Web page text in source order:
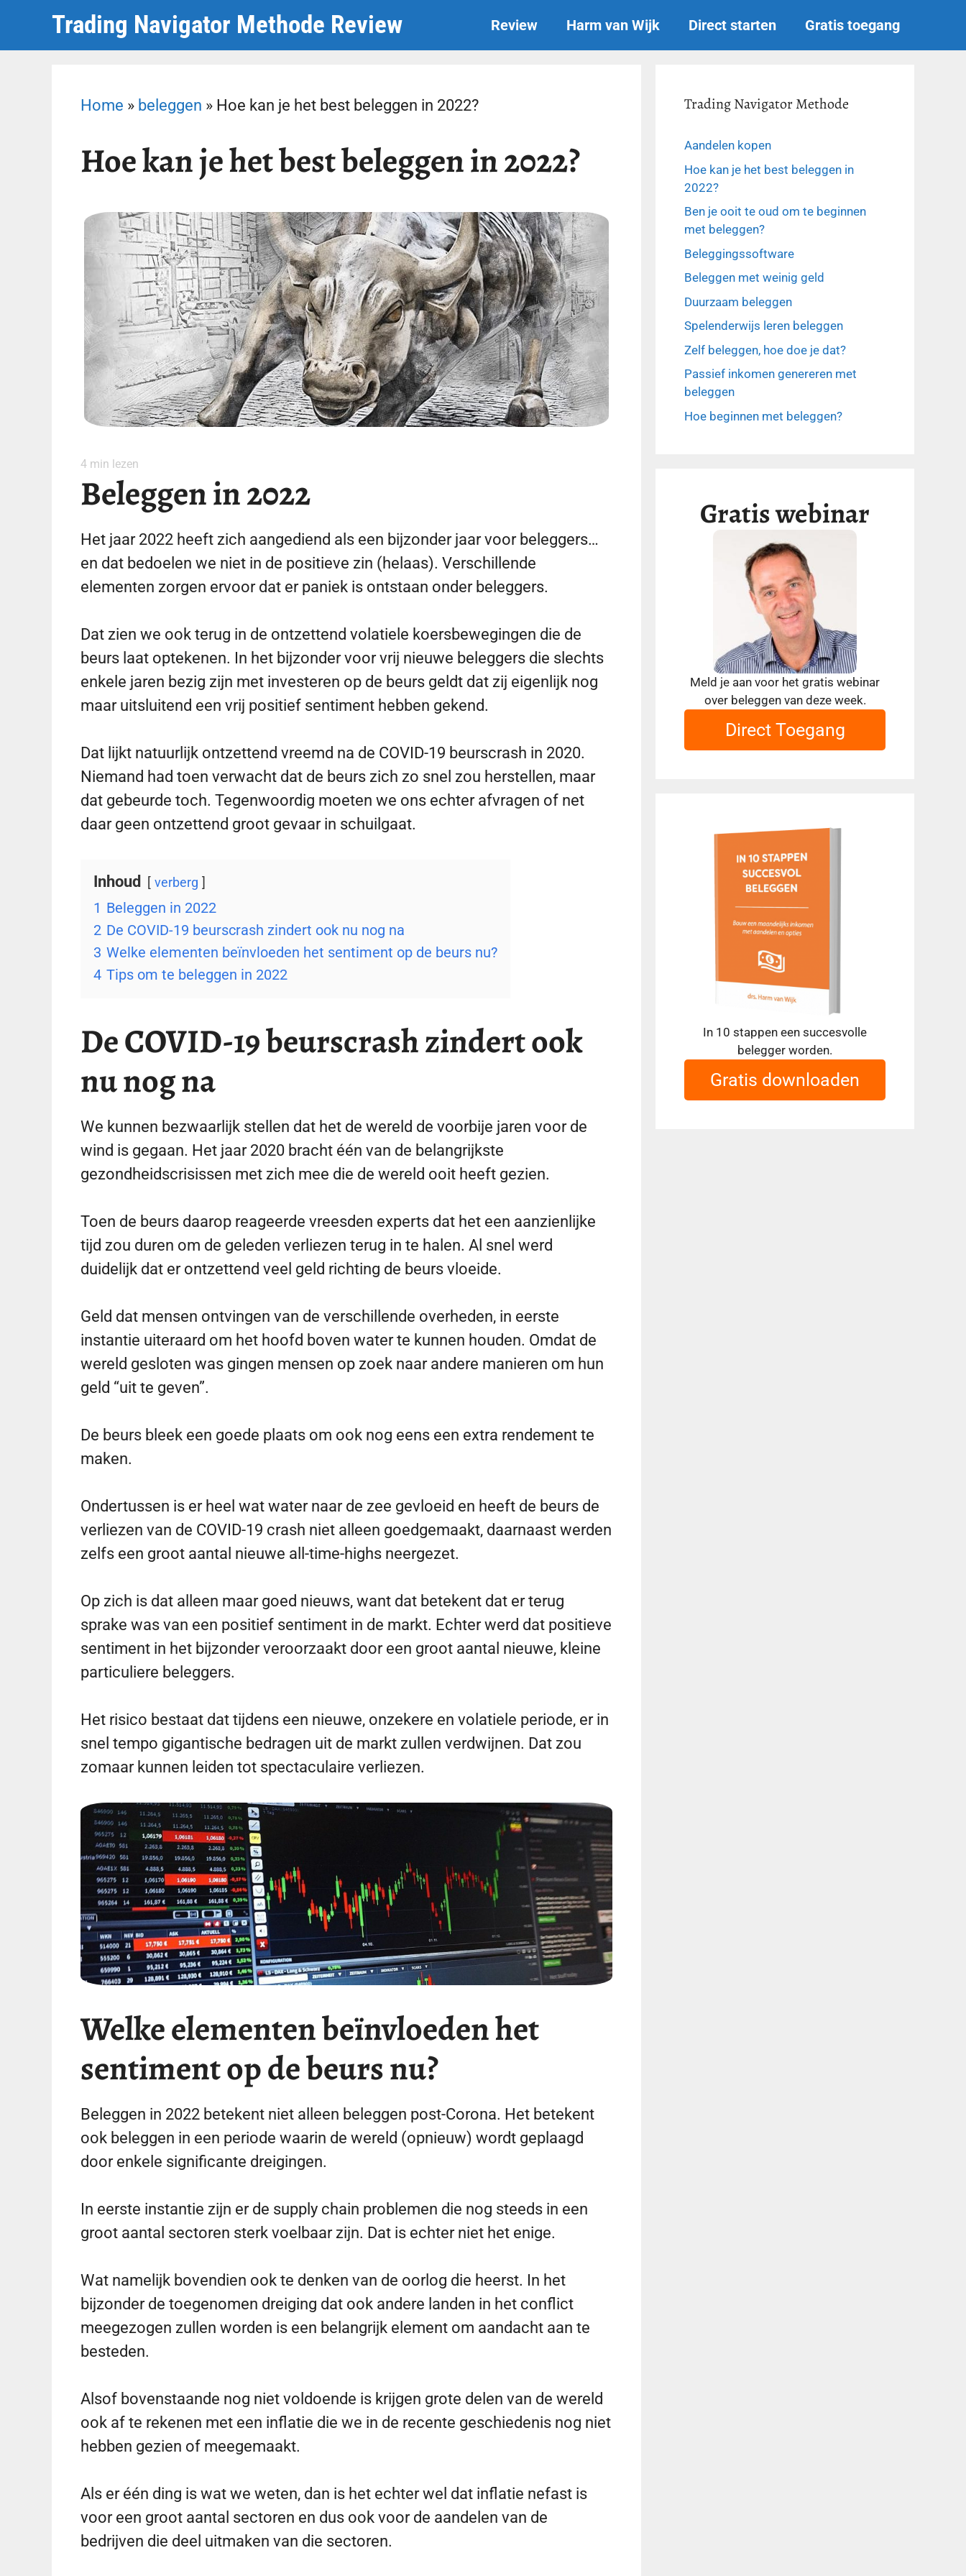
Trading Navigator Methode Review Review Harm van Wijk Direct starten Gratis toegang
Home » beleggen » Hoe kan je het best beleggen in 2022?
Hoe kan je het best beleggen in 2022?
4 min lezen
Beleggen in 2022
Het jaar 2022 heeft zich aangediend als een bijzonder jaar voor beleggers…
en dat bedoelen we niet in de positieve zin (helaas). Verschillende
elementen zorgen ervoor dat er paniek is ontstaan onder beleggers.
Dat zien we ook terug in de ontzettend volatiele koersbewegingen die de
beurs laat optekenen. In het bijzonder voor vrij nieuwe beleggers die slechts
enkele jaren bezig zijn met investeren op de beurs geldt dat zij eigenlijk nog
maar uitsluitend een vrij positief sentiment hebben gekend.
Dat lijkt natuurlijk ontzettend vreemd na de COVID-19 beurscrash in 2020.
Niemand had toen verwacht dat de beurs zich zo snel zou herstellen, maar
dat gebeurde toch. Tegenwoordig moeten we ons echter afvragen of net
daar geen ontzettend groot gevaar in schuilgaat.
Inhoud verberg
1 Beleggen in 2022
2 De COVID-19 beurscrash zindert ook nu nog na
3 Welke elementen beïnvloeden het sentiment op de beurs nu?
4 Tips om te beleggen in 2022
De COVID-19 beurscrash zindert ook
nu nog na
We kunnen bezwaarlijk stellen dat het de wereld de voorbije jaren voor de
wind is gegaan. Het jaar 2020 bracht één van de belangrijkste
gezondheidscrisissen met zich mee die de wereld ooit heeft gezien.
Toen de beurs daarop reageerde vreesden experts dat het een aanzienlijke
tijd zou duren om de geleden verliezen terug in te halen. Al snel werd
duidelijk dat er ontzettend veel geld richting de beurs vloeide.
Geld dat mensen ontvingen van de verschillende overheden, in eerste
instantie uiteraard om het hoofd boven water te kunnen houden. Omdat de
wereld gesloten was gingen mensen op zoek naar andere manieren om hun
geld “uit te geven”.
De beurs bleek een goede plaats om ook nog eens een extra rendement te
maken.
Ondertussen is er heel wat water naar de zee gevloeid en heeft de beurs de
verliezen van de COVID-19 crash niet alleen goedgemaakt, daarnaast werden
zelfs een groot aantal nieuwe all-time-highs neergezet.
Op zich is dat alleen maar goed nieuws, want dat betekent dat er terug
sprake was van een positief sentiment in de markt. Echter werd dat positieve
sentiment in het bijzonder veroorzaakt door een groot aantal nieuwe, kleine
particuliere beleggers.
Het risico bestaat dat tijdens een nieuwe, onzekere en volatiele periode, er in
snel tempo gigantische bedragen uit de markt zullen verdwijnen. Dat zou
zomaar kunnen leiden tot spectaculaire verliezen.
Welke elementen beïnvloeden het
sentiment op de beurs nu?
Beleggen in 2022 betekent niet alleen beleggen post-Corona. Het betekent
ook beleggen in een periode waarin de wereld (opnieuw) wordt geplaagd
door enkele significante dreigingen.
In eerste instantie zijn er de supply chain problemen die nog steeds in een
groot aantal sectoren sterk voelbaar zijn. Dat is echter niet het enige.
Wat namelijk bovendien ook te denken van de oorlog die heerst. In het
bijzonder de toegenomen dreiging dat ook andere landen in het conflict
meegezogen zullen worden is een belangrijk element om aandacht aan te
besteden.
Alsof bovenstaande nog niet voldoende is krijgen grote delen van de wereld
ook af te rekenen met een inflatie die we in de recente geschiedenis nog niet
hebben gezien of meegemaakt.
Als er één ding is wat we weten, dan is het echter wel dat inflatie nefast is
voor een groot aantal sectoren en dus ook voor de aandelen van de
bedrijven die deel uitmaken van die sectoren.
Trading Navigator Methode
Aandelen kopen
Hoe kan je het best beleggen in
2022?
Ben je ooit te oud om te beginnen
met beleggen?
Beleggingssoftware
Beleggen met weinig geld
Duurzaam beleggen
Spelenderwijs leren beleggen
Zelf beleggen, hoe doe je dat?
Passief inkomen genereren met
beleggen
Hoe beginnen met beleggen?
Gratis webinar
Meld je aan voor het gratis webinar
over beleggen van deze week.
Direct Toegang
In 10 stappen een succesvolle
belegger worden.
Gratis downloaden